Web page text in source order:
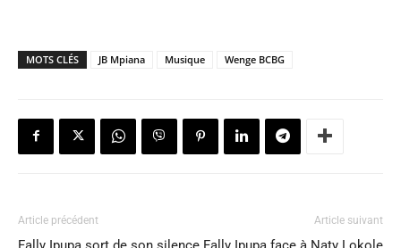
MOTS CLÉS JB Mpiana Musique Wenge BCBG
Article précédent Article suivant